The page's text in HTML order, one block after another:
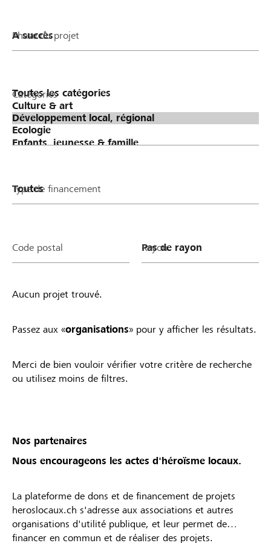
Phase du projet
Catégories
Type de financement
Code postal Rayon
Aucun projet trouvé.
Passez aux «organisations» pour y afficher les résultats.
Merci de bien vouloir vérifier votre critère de recherche
ou utilisez moins de filtres.
Nos partenaires
Nous encourageons les actes d'héroïsme locaux.
La plateforme de dons et de financement de projets
heroslocaux.ch s'adresse aux associations et autres
organisations d'utilité publique, et leur permet de
financer en commun et de réaliser des projets.